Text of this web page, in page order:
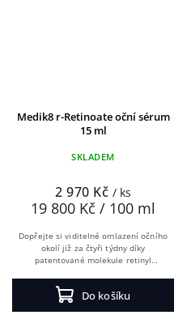
Medik8 r-Retinoate oční sérum
15 ml
SKLADEM
2 970 Kč / ks
19 800 Kč / 100 ml
Do košíku
Dopřejte si viditelné omlazení očního
okolí již za čtyři týdny díky
patentované molekule retinyl
vitamínu A. Oční sérum r-Retinoate
zpevní pleť a...